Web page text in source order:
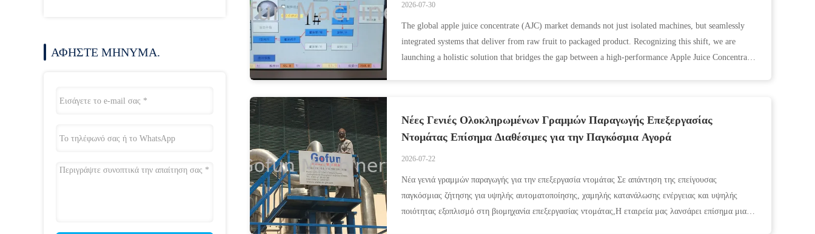
ΑΦΉΣΤΕ ΜΉΝΥΜΑ.
2026-07-30
The global apple juice concentrate (AJC) market demands not just isolated machines, but seamlessly
integrated systems that deliver from raw fruit to packaged product. Recognizing this shift, we are
launching a holistic solution that bridges the gap between a high-performance ‌Apple Juice Concentrate
Νέες Γενιές Ολοκληρωμένων Γραμμών Παραγωγής Επεξεργασίας
Ντομάτας Επίσημα Διαθέσιμες για την Παγκόσμια Αγορά
2026-07-22
Νέα γενιά γραμμών παραγωγής για την επεξεργασία ντομάτας Σε απάντηση της επείγουσας
παγκόσμιας ζήτησης για υψηλής αυτοματοποίησης, χαμηλής κατανάλωσης ενέργειας και υψηλής
ποιότητας εξοπλισμό στη βιομηχανία επεξεργασίας ντομάτας,Η εταιρεία μας λανσάρει επίσημα μια